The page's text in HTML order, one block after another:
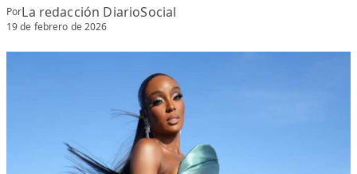
PorLa redacción DiarioSocial
19 de febrero de 2026